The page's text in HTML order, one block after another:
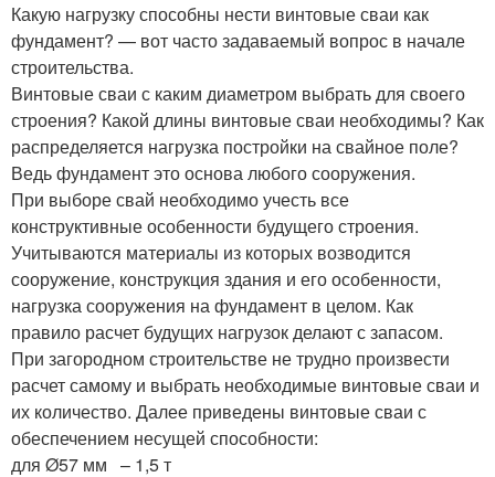
Какую нагрузку способны нести винтовые сваи как
фундамент? — вот часто задаваемый вопрос в начале
строительства.
Винтовые сваи с каким диаметром выбрать для своего
строения? Какой длины винтовые сваи необходимы? Как
распределяется нагрузка постройки на свайное поле?
Ведь фундамент это основа любого сооружения.
При выборе свай необходимо учесть все
конструктивные особенности будущего строения.
Учитываются материалы из которых возводится
сооружение, конструкция здания и его особенности,
нагрузка сооружения на фундамент в целом. Как
правило расчет будущих нагрузок делают с запасом.
При загородном строительстве не трудно произвести
расчет самому и выбрать необходимые винтовые сваи и
их количество. Далее приведены винтовые сваи с
обеспечением несущей способности:
для Ø57 мм – 1,5 т